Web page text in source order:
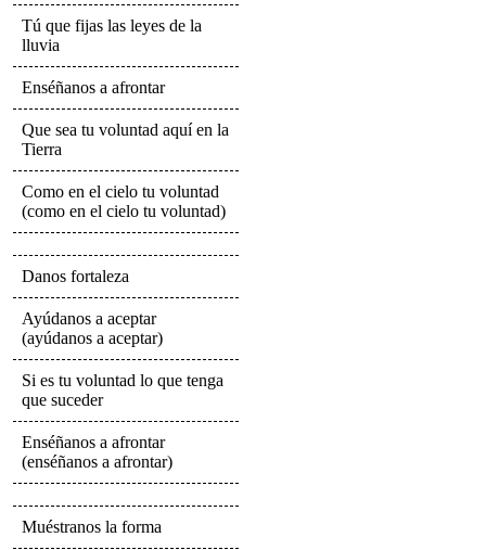
Tú que fijas las leyes de la
lluvia
Enséñanos a afrontar
Que sea tu voluntad aquí en la
Tierra
Como en el cielo tu voluntad
(como en el cielo tu voluntad)
Danos fortaleza
Ayúdanos a aceptar
(ayúdanos a aceptar)
Si es tu voluntad lo que tenga
que suceder
Enséñanos a afrontar
(enséñanos a afrontar)
Muéstranos la forma